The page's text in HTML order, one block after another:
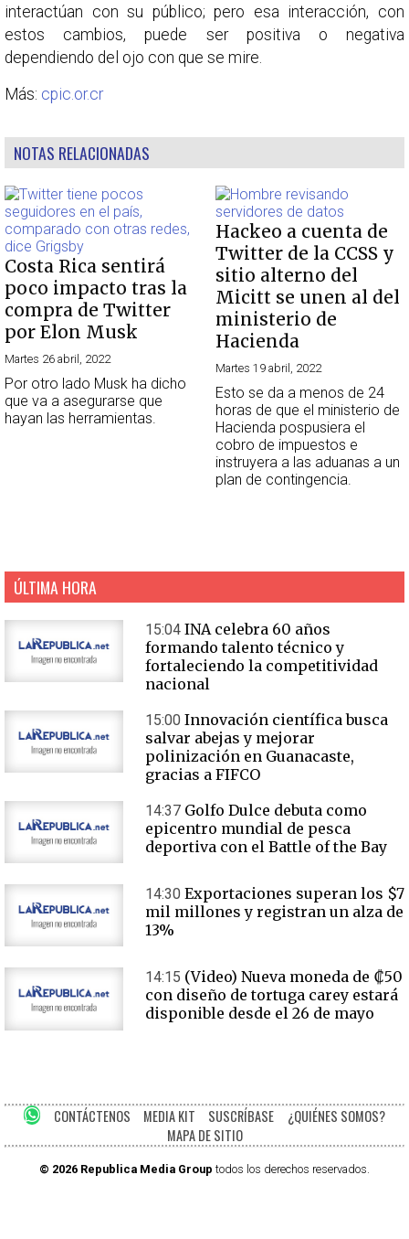
interactúan con su público; pero esa interacción, con
estos cambios, puede ser positiva o negativa
dependiendo del ojo con que se mire.
Más: cpic.or.cr
NOTAS RELACIONADAS
Costa Rica sentirá
poco impacto tras la
compra de Twitter
por Elon Musk
Martes 26 abril, 2022
Por otro lado Musk ha dicho
que va a asegurarse que
hayan las herramientas.
Hackeo a cuenta de
Twitter de la CCSS y
sitio alterno del
Micitt se unen al del
ministerio de
Hacienda
Martes 19 abril, 2022
Esto se da a menos de 24
horas de que el ministerio de
Hacienda pospusiera el
cobro de impuestos e
instruyera a las aduanas a un
plan de contingencia.
ÚLTIMA HORA
15:04 INA celebra 60 años
formando talento técnico y
fortaleciendo la competitividad
nacional
15:00 Innovación científica busca
salvar abejas y mejorar
polinización en Guanacaste,
gracias a FIFCO
14:37 Golfo Dulce debuta como
epicentro mundial de pesca
deportiva con el Battle of the Bay
14:30 Exportaciones superan los $7
mil millones y registran un alza de
13%
14:15 (Video) Nueva moneda de ₡50
con diseño de tortuga carey estará
disponible desde el 26 de mayo
CONTÁCTENOS MEDIA KIT SUSCRÍBASE
¿QUIÉNES SOMOS?
MAPA DE SITIO
© 2026 Republica Media Group todos los derechos reservados.